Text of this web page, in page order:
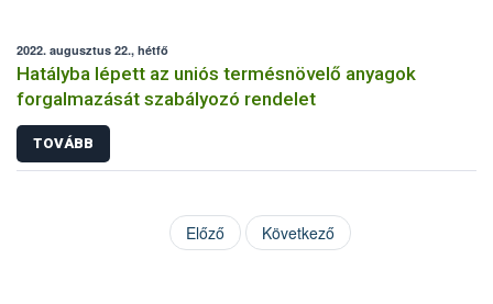
2022. augusztus 22., hétfő
Hatályba lépett az uniós termésnövelő anyagok
forgalmazását szabályozó rendelet
TOVÁBB
Előző Következő